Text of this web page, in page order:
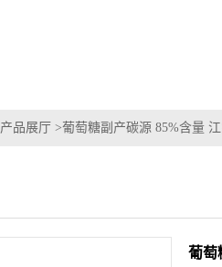
产品展厅 >葡萄糖副产碳源 85%含量
葡萄